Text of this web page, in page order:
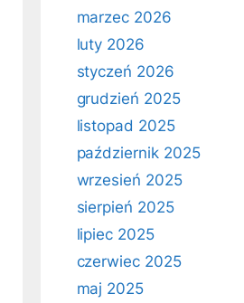
marzec 2026
luty 2026
styczeń 2026
grudzień 2025
listopad 2025
październik 2025
wrzesień 2025
sierpień 2025
lipiec 2025
czerwiec 2025
maj 2025